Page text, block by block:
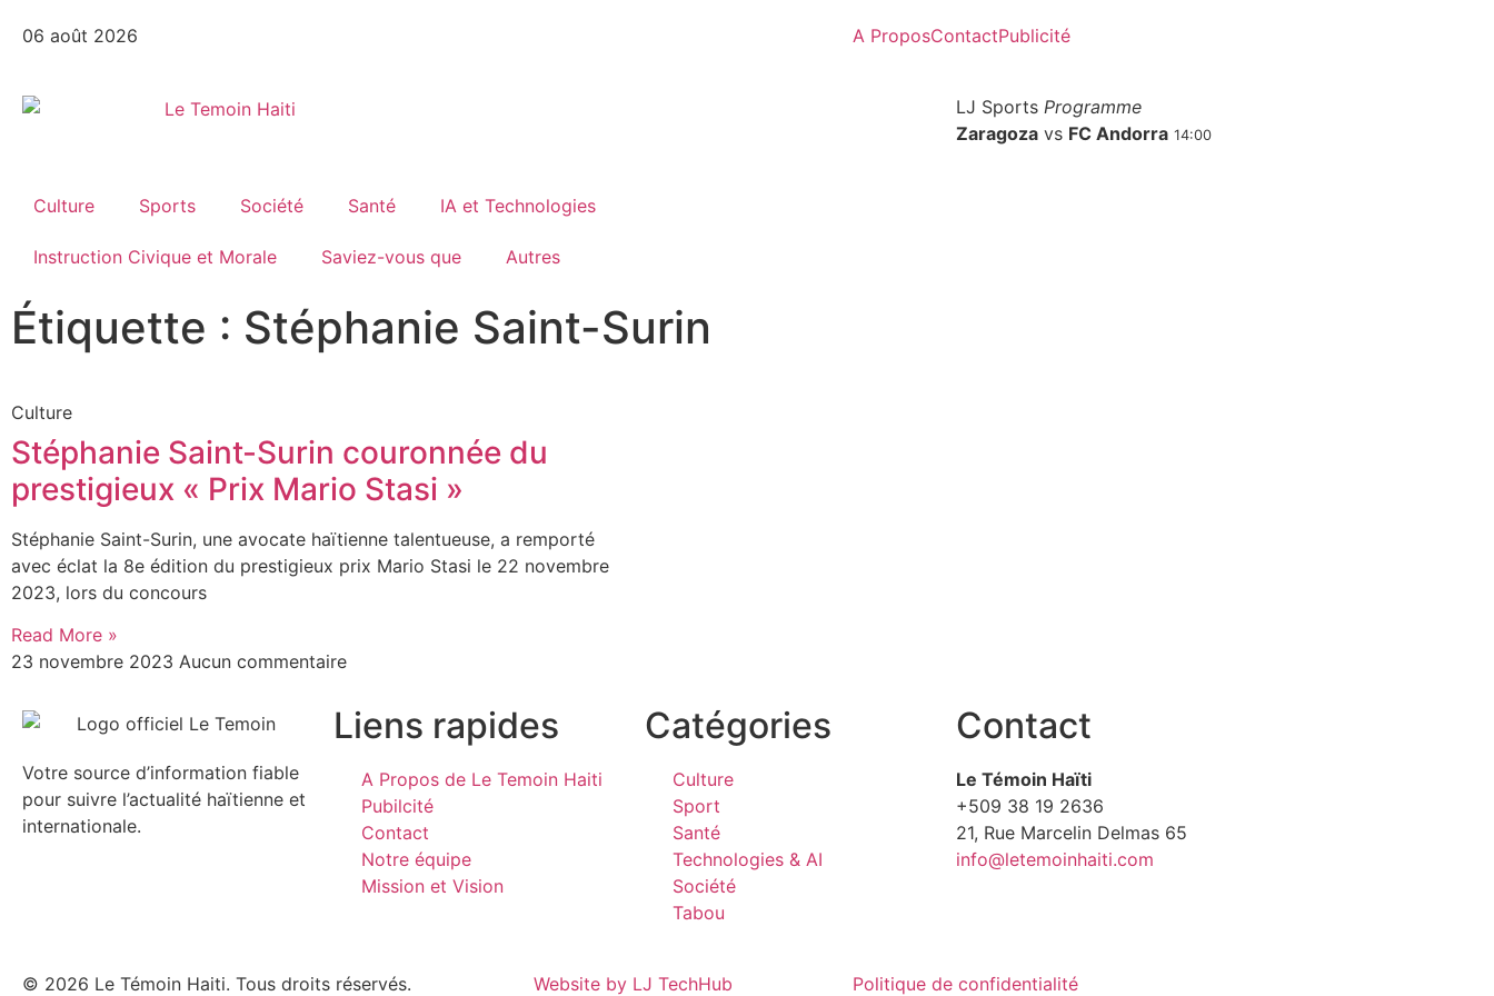
06 août 2026 A ProposContactPublicité
LJ Sports Programme
Zaragoza vs FC Andorra 14:00
Culture Sports Société Santé IA et Technologies
Instruction Civique et Morale Saviez-vous que Autres
Étiquette : Stéphanie Saint-Surin
Culture
Stéphanie Saint-Surin couronnée du
prestigieux « Prix Mario Stasi »
Stéphanie Saint-Surin, une avocate haïtienne talentueuse, a remporté
avec éclat la 8e édition du prestigieux prix Mario Stasi le 22 novembre
2023, lors du concours
Read More »
23 novembre 2023 Aucun commentaire
Votre source d’information fiable
pour suivre l’actualité haïtienne et
internationale.
Liens rapides
A Propos de Le Temoin Haiti
Pubilcité
Contact
Notre équipe
Mission et Vision
Catégories
Culture
Sport
Santé
Technologies & AI
Société
Tabou
Contact
Le Témoin Haïti
+509 38 19 2636
21, Rue Marcelin Delmas 65
info@letemoinhaiti.com
© 2026 Le Témoin Haiti. Tous droits réservés. Website by LJ TechHub Politique de confidentialité